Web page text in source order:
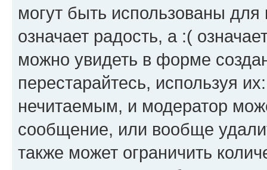
могут быть использованы
означает радость, а :(
можно увидеть в форме
перестарайтесь, используя
нечитаемым, и модератор
сообщение, или вообще
также может ограничить